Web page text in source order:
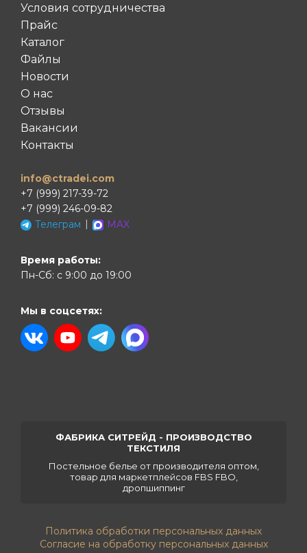
ФАБРИКА СИТРЕЙД - ПРОИЗВОДСТВО
ТЕКСТИЛЯ
Постельное белье от производителя оптом,
товар для маркетплейсов FBS FBO,
дропшиппинг
Политика обработки персональных данных
Согласие на обработку персональных данных
Условия сотрудничества
Прайс
Каталог
Файлы
Новости
О нас
Отзывы
Вакансии
Контакты
info@ctradei.com
+7 (999) 217-39-72
+7 (999) 246-09-82
Телеграм
MAX
Время работы:
Пн-Сб: с 9:00 до 19:00
Мы в соцсетях: